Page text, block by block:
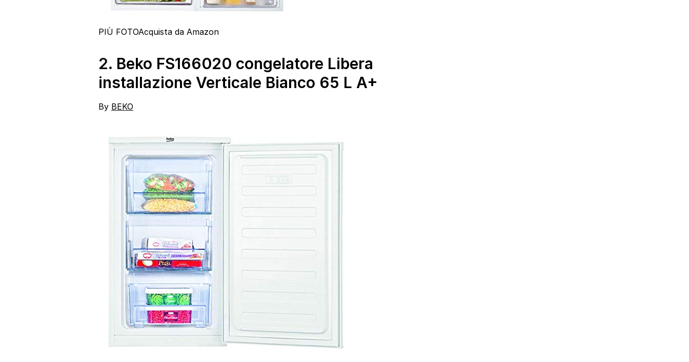
PIÙ FOTOAcquista da Amazon
2. Beko FS166020 congelatore Libera
installazione Verticale Bianco 65 L A+
By BEKO